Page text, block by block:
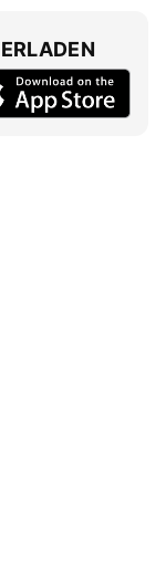
Impfung